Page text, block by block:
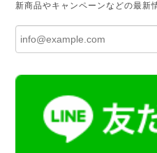
新商品やキャンペーンなどの最新